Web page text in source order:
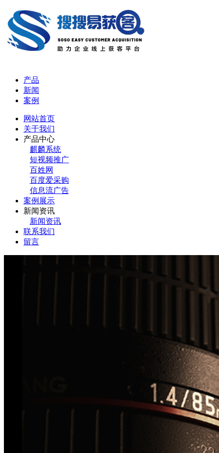
产品
新闻
案例
网站首页
关于我们
产品中心
麒麟系统
短视频推广
百姓网
百度爱采购
信息流广告
案例展示
新闻资讯
新闻资讯
联系我们
留言